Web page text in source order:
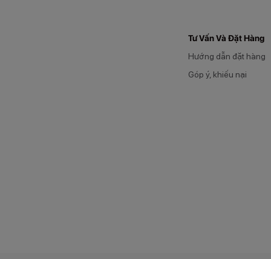
Tư Vấn Và Đặt Hàng
Hướng dẫn đặt hàng
Góp ý, khiếu nại